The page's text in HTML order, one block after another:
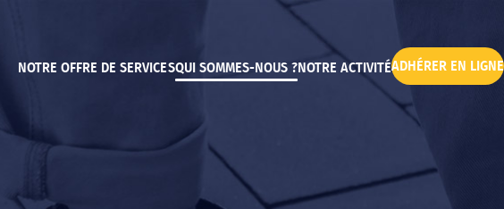
NOTRE OFFRE DE SERVICESQUI SOMMES-NOUS ?NOTRE ACTIVITÉADHÉRER EN LIGNE